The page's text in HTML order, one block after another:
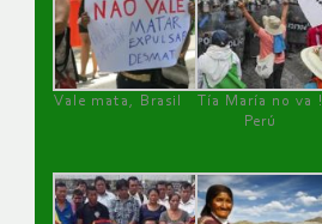
Vale mata, Brasil
Tía María no va !
Perú